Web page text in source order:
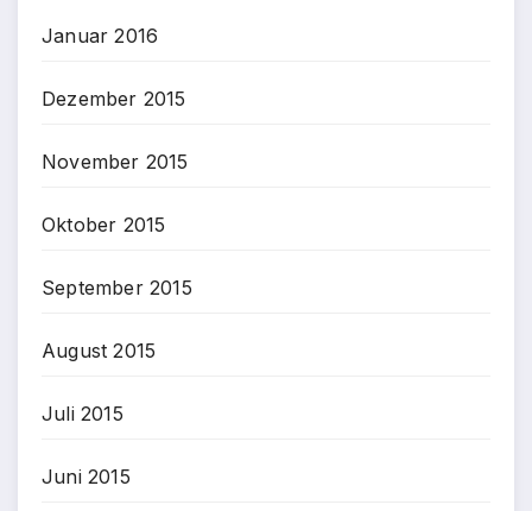
Januar 2016
Dezember 2015
November 2015
Oktober 2015
September 2015
August 2015
Juli 2015
Juni 2015